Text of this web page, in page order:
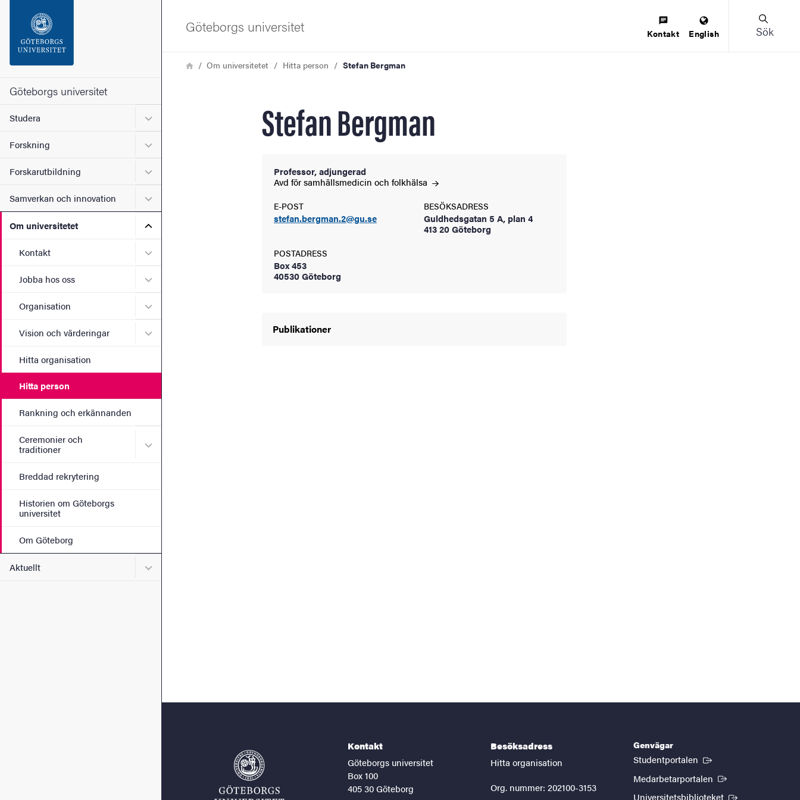
Sidfoten
Om webbplatsen
Göteborgs universitet
Studera Undermeny för Studera
Forskning Undermeny för Forskning
Forskarutbildning Undermeny för Forskarutbildning
Samverkan och innovation Undermeny för Samverkan och innovation
Om universitetet Undermeny för Om universitetet
Kontakt Undermeny för Kontakt
Jobba hos oss Undermeny för Jobba hos oss
Organisation Undermeny för Organisation
Vision och värderingar Undermeny för Vision och värderingar
Hitta organisation
Hitta person
Rankning och erkännanden
Ceremonier och
traditioner
Undermeny för Ceremonier och traditioner
Breddad rekrytering
Historien om Göteborgs
universitet
Om Göteborg
Aktuellt Undermeny för Aktuellt
Göteborgs universitet Kontakt English Sök
LänkstigHemOm universitetet Hitta person Stefan Bergman
Stefan Bergman
Professor, adjungerad
Avd för samhällsmedicin och folkhälsa
E-POST
stefan.bergman.2@gu.se
BESÖKSADRESS
Guldhedsgatan 5 A, plan 4
413 20 Göteborg
POSTADRESS
Box 453
40530 Göteborg
Publikationer
Kontakt
Göteborgs universitet
Box 100
405 30 Göteborg
Besöksadress
Hitta organisation
Org. nummer: 202100-3153
Genvägar
Studentportalen (Extern länk)
Medarbetarportalen (Extern länk)
Universitetsbiblioteket (Extern länk)